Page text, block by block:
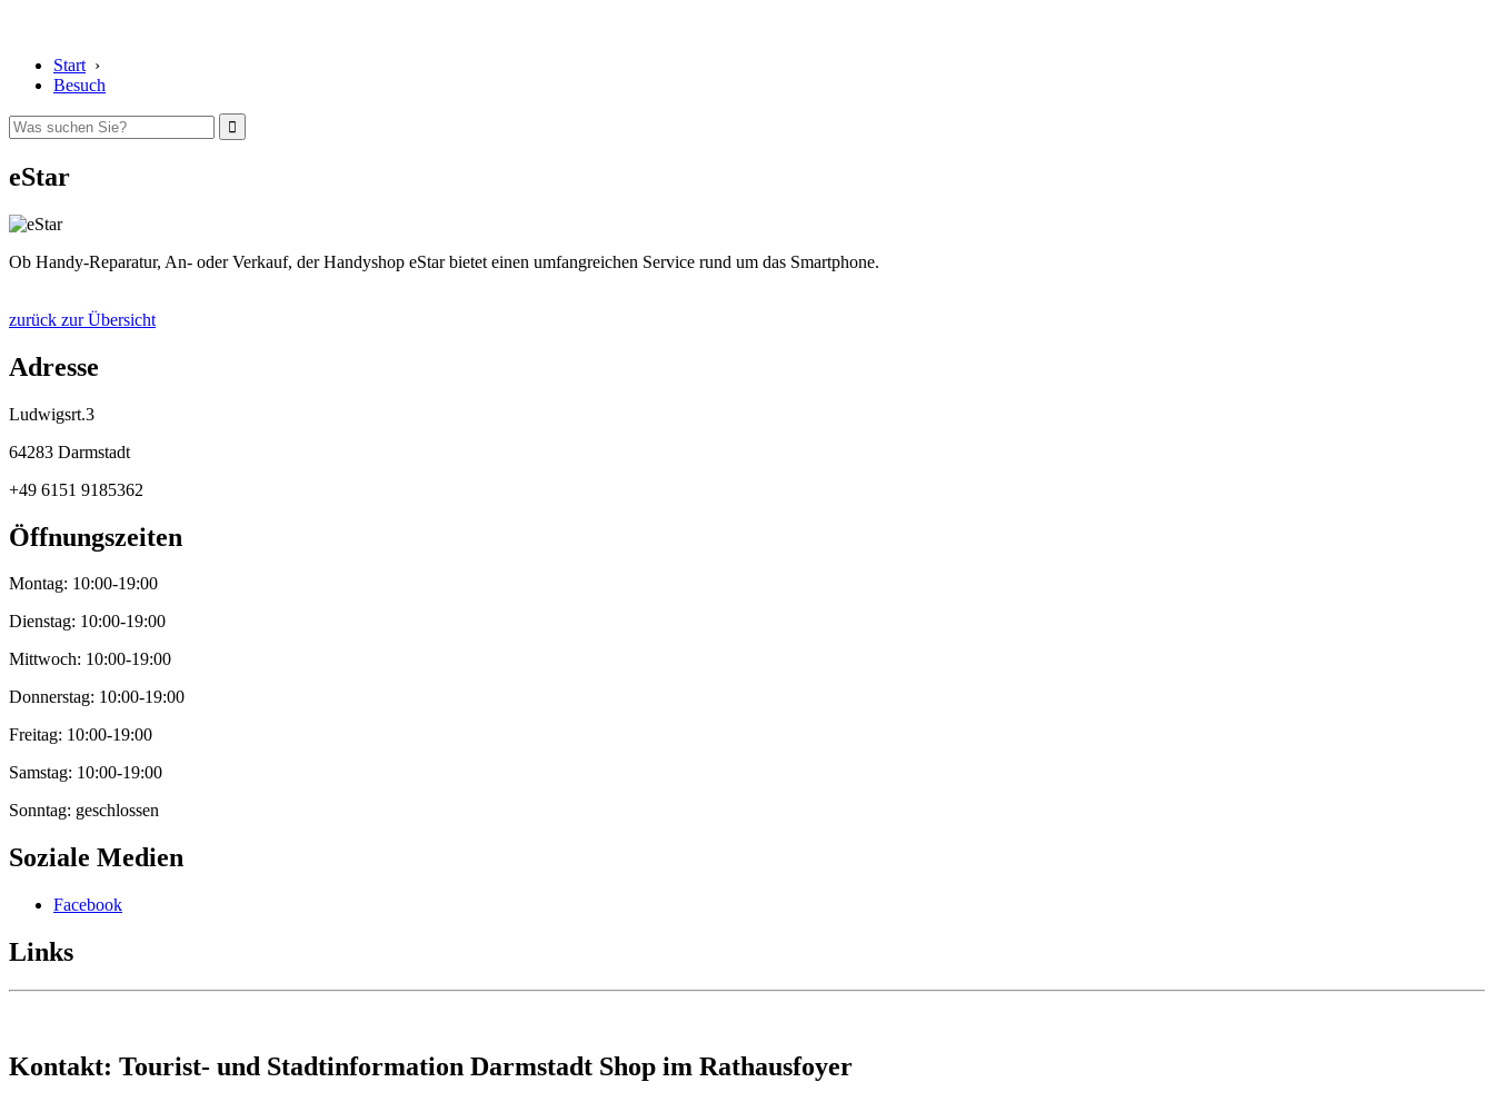
Start ›
Besuch
eStar
Ob Handy-Reparatur, An- oder Verkauf, der Handyshop eStar bietet einen umfangreichen Service rund um das Smartphone.
zurück zur Übersicht
Adresse
Ludwigsrt.3
64283 Darmstadt
+49 6151 9185362
Öffnungszeiten
Montag: 10:00-19:00
Dienstag: 10:00-19:00
Mittwoch: 10:00-19:00
Donnerstag: 10:00-19:00
Freitag: 10:00-19:00
Samstag: 10:00-19:00
Sonntag: geschlossen
Soziale Medien
Facebook
Links
Kontakt: Tourist- und Stadtinformation Darmstadt Shop im Rathausfoyer